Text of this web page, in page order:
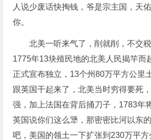
人说少废话快掏钱，爷是宗主国，天
你。
北美一听来气了，削就削，不交
1775年13块殖民地的北美人民揭竿而
正式宣布独立，13个州80万平方公里
跟英国干起来了，北美当时穷得要死
强，加上法国在背后捅刀子，1783年
英国说你们这么犟，那密密比河以东
吧，美国的领土一下扩张到230万平方